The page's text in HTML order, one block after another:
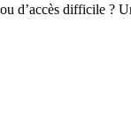
d’accès difficile ?